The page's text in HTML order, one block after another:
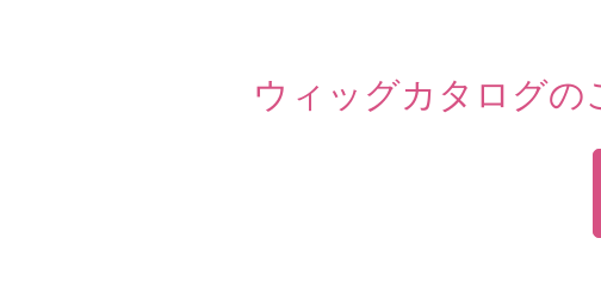
ウィッグカタログの